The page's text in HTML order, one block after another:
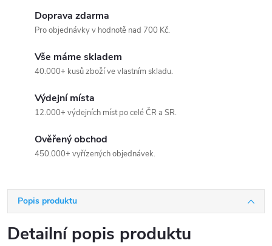
Doprava zdarma
Pro objednávky v hodnotě nad 700 Kč.
Vše máme skladem
40.000+ kusů zboží ve vlastním skladu.
Výdejní místa
12.000+ výdejních míst po celé ČR a SR.
Ověřený obchod
450.000+ vyřízených objednávek.
Popis produktu
Detailní popis produktu